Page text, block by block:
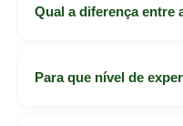
Qual a diferença entre
dispositivos móveis e
Para que nível de